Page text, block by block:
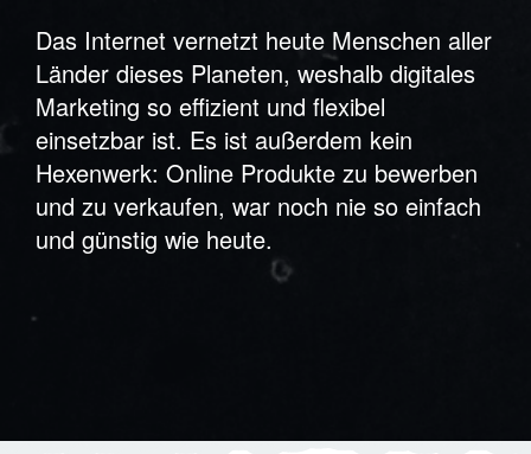
Das Internet vernetzt heute Menschen aller
Länder dieses Planeten, weshalb digitales
Marketing so effizient und flexibel
einsetzbar ist. Es ist außerdem kein
Hexenwerk: Online Produkte zu bewerben
und zu verkaufen, war noch nie so einfach
und günstig wie heute.